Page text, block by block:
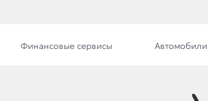
Финансовые сервисы